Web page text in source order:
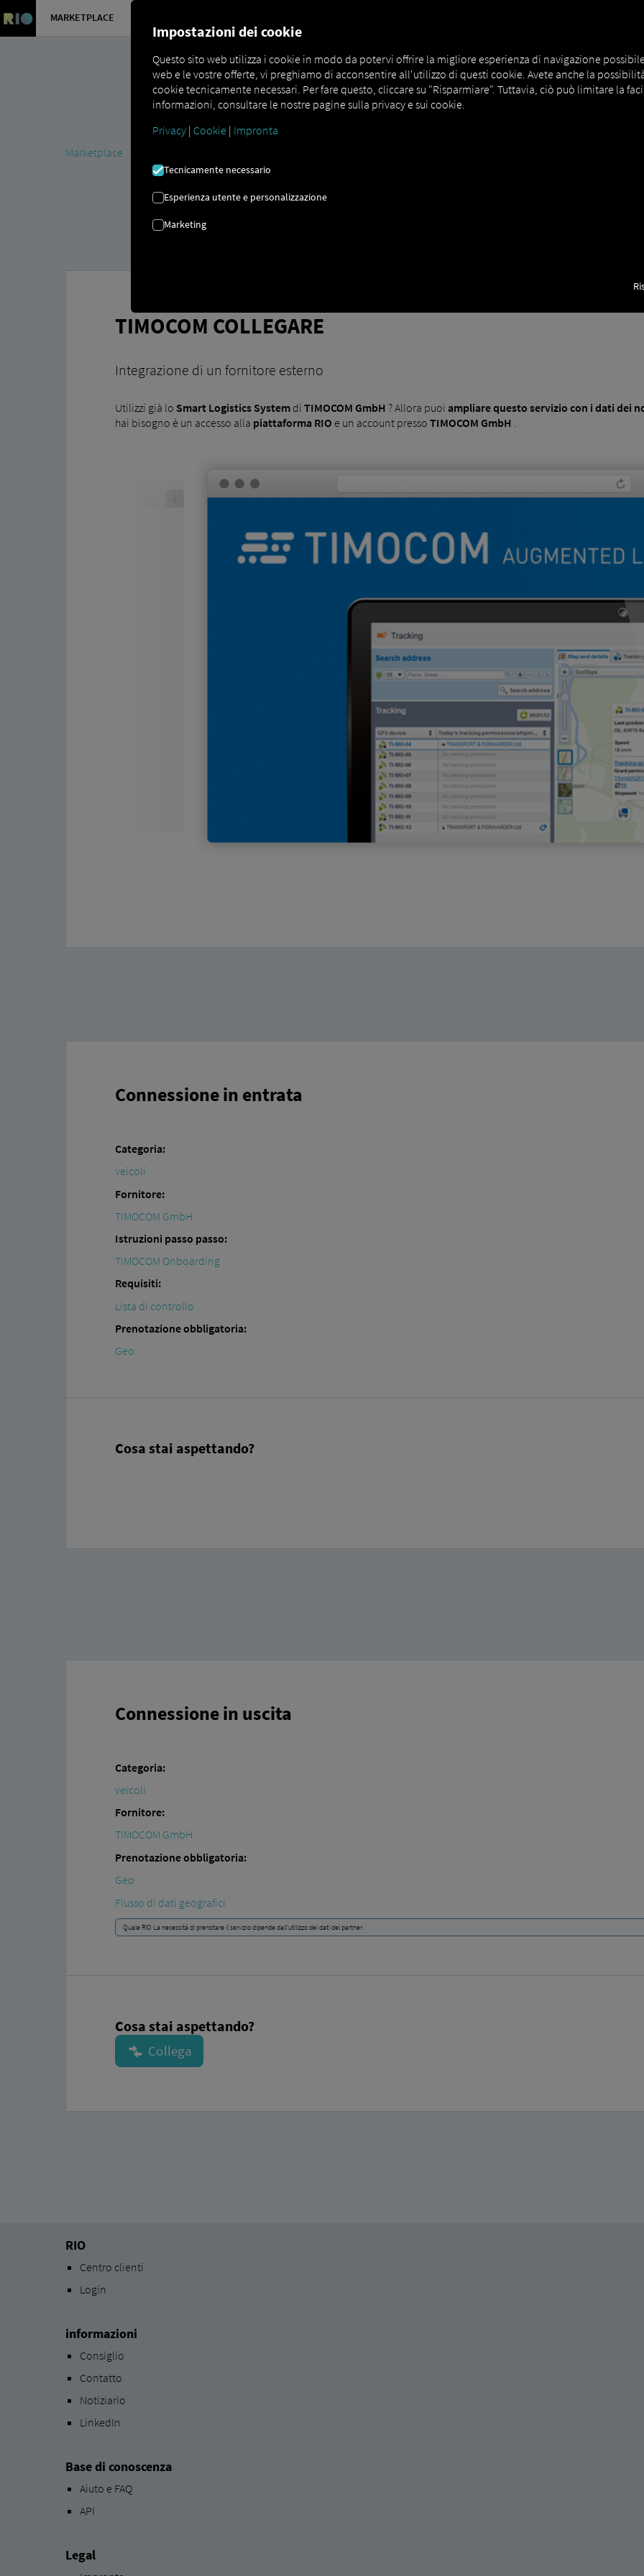
MARKETPLACE
Marketplace
TIMOCOM COLLEGARE
Integrazione di un fornitore esterno
Utilizzi già lo Smart Logistics Systemdi TIMOCOM GmbH ? Allora puoi ampliare questo servizio con i dati dei
hai bisogno è un accesso alla piattaforma RIO e un account presso TIMOCOM GmbH .
Connessione in entrata
Categoria:
veicoli
Fornitore:
TIMOCOM GmbH
Istruzioni passo passo:
TIMOCOM Onboarding
Requisiti:
Lista di controllo
Prenotazione obbligatoria:
Geo
Cosa stai aspettando?
Connessione in uscita
Categoria:
veicoli
Fornitore:
TIMOCOM GmbH
Prenotazione obbligatoria:
Geo
Flusso di dati geografici
Quale RIO La necessità di prenotare il servizio dipende dall'utilizzo dei dati del partner.
Cosa stai aspettando?
RIO
Centro clienti
Login
informazioni
Consiglio
Contatto
Notiziario
LinkedIn
Base di conoscenza
Aiuto e FAQ
API
Legal
Impostazioni dei cookie
Questo sito web utilizza i cookie in modo da potervi offrire la migliore esperienza di navigazione
web e le vostre offerte, vi preghiamo di acconsentire all'utilizzo di questi cookie. Avete anche la
cookie tecnicamente necessari. Per fare questo, cliccare su "Risparmiare". Tuttavia, ciò può limitare la
informazioni, consultare le nostre pagine sulla privacy e sui cookie.
Privacy | Cookie | Impronta
Tecnicamente necessario
Esperienza utente e personalizzazione
Marketing